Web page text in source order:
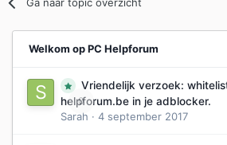
Welkom op PC Helpforum
0
Vriendelijk verzoek:
helpforum.be in je adblocker.
Sarah · 4 september 2017